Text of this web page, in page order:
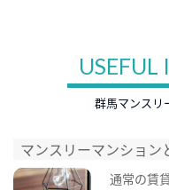
群馬マンスリ
マンスリーマンション
通常の賃